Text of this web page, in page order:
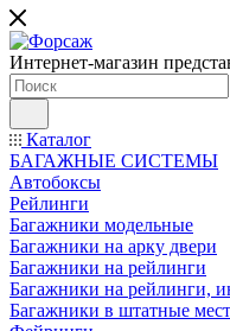
Интернет-магазин
Каталог
БАГАЖНЫЕ СИСТЕМЫ
Автобоксы
Рейлинги
Багажники модельные
Багажники на арку двери
Багажники на рейлинги
Багажники на рейлинги,
Багажники в штатные